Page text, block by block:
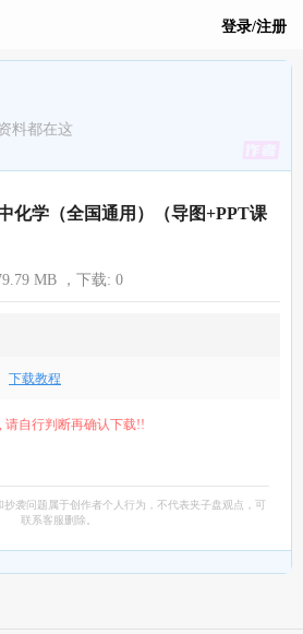
登录/注册
料都在这
化学（全国通用）（导图+PPT课
MB ，下载: 0
下载教程
请自行判断再确认下载!!
袭问题属于创作者个人行为，不代表夹子盘观点，可
联系客服删除。